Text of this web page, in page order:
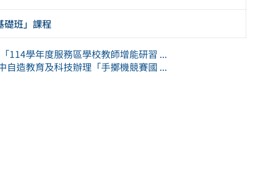
礎班」課程
114學年度服務區學校教師增能研習 ...
自造教育及科技辦理「手擲機競賽國 ...